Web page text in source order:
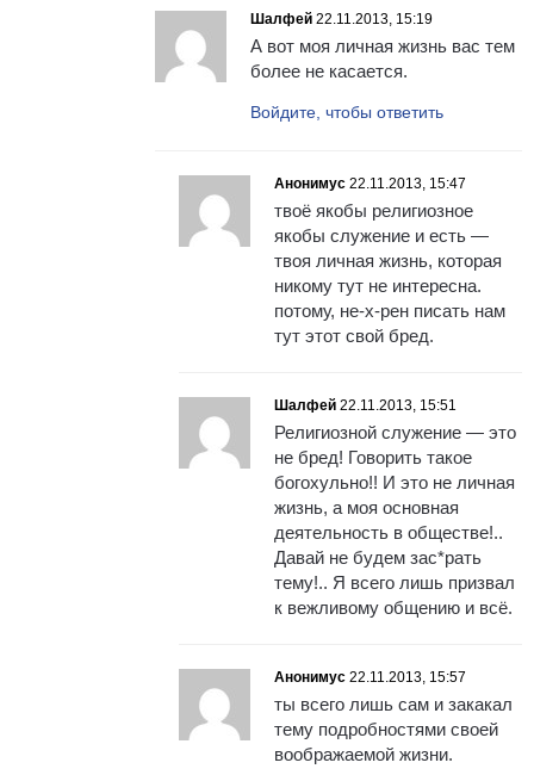
Шалфей 22.11.2013, 15:19
А вот моя личная жизнь вас тем
более не касается.
Войдите, чтобы ответить
Анонимус 22.11.2013, 15:47
твоё якобы религиозное
якобы служение и есть —
твоя личная жизнь, которая
никому тут не интересна.
потому, не-х-рен писать нам
тут этот свой бред.
Шалфей 22.11.2013, 15:51
Религиозной служение — это
не бред! Говорить такое
богохульно!! И это не личная
жизнь, а моя основная
деятельность в обществе!..
Давай не будем зас*рать
тему!.. Я всего лишь призвал
к вежливому общению и всё.
Анонимус 22.11.2013, 15:57
ты всего лишь сам и закакал
тему подробностями своей
воображаемой жизни.